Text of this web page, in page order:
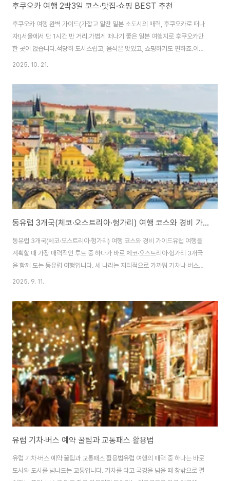
후쿠오카 여행 2박3일 코스·맛집·쇼핑 BEST 추천
후쿠오카 여행 완벽 가이드(가깝고 알찬 일본 소도시의 매력, 후쿠오카로 떠나
자!)서울에서 단 1시간 반 거리.가볍게 떠나기 좋은 일본 여행지로 후쿠오카만
한 곳이 없습니다.적당히 도시스럽고, 음식은 맛있고, 쇼핑하기도 편하죠.이번
글에서는 후쿠오카를 처음 가는 분들도2박 3일만으로 완벽하게 즐길 수 있는
통📍 위치: 일본 규슈(九州) 북부✈️ 비행시간: 인천 → 후쿠오카 약 1시간 30
분🚆 공항~도심 이동:지하철: 공항선 이용 → 하카타(10분), 텐진(15분)택시:
약 1,500~2,000엔💬 후쿠오카는 ‘공항이 시내 안에 있다’는 말이 나올 정도
로 이동이 편해요! 2️⃣ 2박 3일 추천 코스📆 DAY 1 — 시내 탐방..
2025. 10. 21.
동유럽 3개국(체코·오스트리아·헝가리) 여행 코스와 경비 가이드
동유럽 3개국(체코·오스트리아·헝가리) 여행 코스와 경비 가이드유럽 여행을
계획할 때 가장 매력적인 루트 중 하나가 바로 체코·오스트리아·헝가리 3개국
을 함께 도는 동유럽 여행입니다. 세 나라는 지리적으로 가까워 기차나 버스로
손쉽게 이동할 수 있고, 각각의 개성이 뚜렷해 일정 내내 새로운 매력을 경험할
행 경비와 음식까지 꼼꼼히 정리해드리겠습니다.1. 동유럽 3개국 여행의 매력
체코·오스트리아·헝가리는 모두 역사와 문화유산이 풍부하고, 비교적 합리적인
물가 덕분에 서유럽보다 여행 비용 부담이 적습니다.체코(프라하): 중세 유럽의
정취가 고스란히 남아 있는 낭만 도시오스트리아(비엔나·잘츠부르크): 클래식
음악과 고급스러운 ..
2025. 9. 11.
유럽 기차·버스 예약 꿀팁과 교통패스 활용법
유럽 기차·버스 예약 꿀팁과 교통패스 활용법유럽 여행의 매력 중 하나는 바로
도시와 도시를 넘나드는 교통입니다. 기차를 타고 국경을 넘을 때 창밖으로 펼